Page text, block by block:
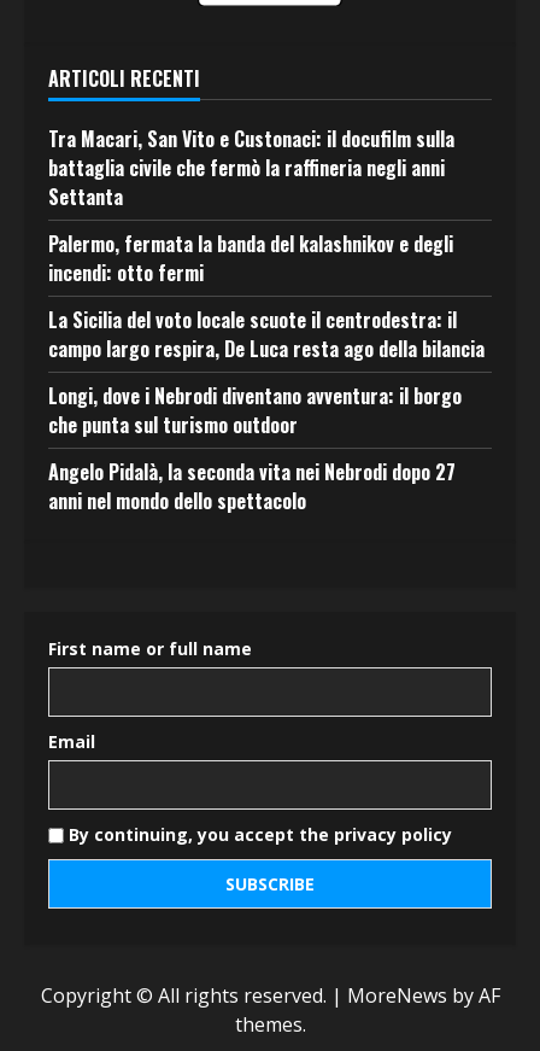
ARTICOLI RECENTI
Tra Macari, San Vito e Custonaci: il docufilm sulla
battaglia civile che fermò la raffineria negli anni
Settanta
Palermo, fermata la banda del kalashnikov e degli
incendi: otto fermi
La Sicilia del voto locale scuote il centrodestra: il
campo largo respira, De Luca resta ago della bilancia
Longi, dove i Nebrodi diventano avventura: il borgo
che punta sul turismo outdoor
Angelo Pidalà, la seconda vita nei Nebrodi dopo 27
anni nel mondo dello spettacolo
First name or full name
Email
By continuing, you accept the privacy policy
Copyright © All rights reserved. | MoreNews by AF
themes.